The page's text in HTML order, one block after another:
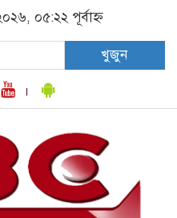
০৫:২২ পূর্বাহ্ন
খুজুন